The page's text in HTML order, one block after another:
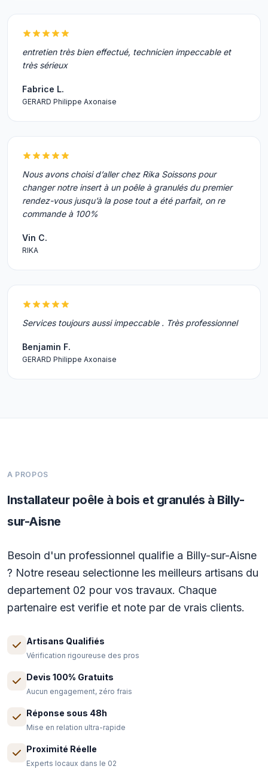
entretien très bien effectué, technicien impeccable et
très sérieux
Fabrice L.
GERARD Philippe Axonaise
Nous avons choisi d’aller chez Rika Soissons pour
changer notre insert à un poêle à granulés du premier
rendez-vous jusqu’à la pose tout a été parfait, on re
commande à 100%
Vin C.
RIKA
Services toujours aussi impeccable . Très professionnel
Benjamin F.
GERARD Philippe Axonaise
A PROPOS
Installateur poêle à bois et granulés à Billy-
sur-Aisne
Besoin d'un professionnel qualifie a Billy-sur-Aisne
? Notre reseau selectionne les meilleurs artisans du
departement 02 pour vos travaux. Chaque
partenaire est verifie et note par de vrais clients.
Artisans Qualifiés
Vérification rigoureuse des pros
Devis 100% Gratuits
Aucun engagement, zéro frais
Réponse sous 48h
Mise en relation ultra-rapide
Proximité Réelle
Experts locaux dans le 02